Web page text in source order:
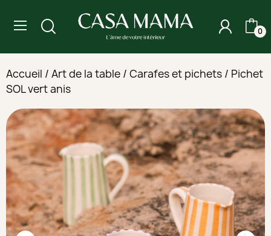
0
Accueil Art de la table Carafes et pichets
Pichet
SOL vert anis